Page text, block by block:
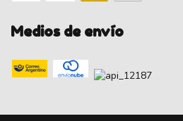
Medios de envío